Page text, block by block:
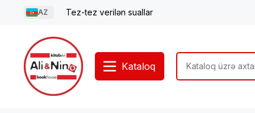
AZ Tez-tez verilən suallar
Kataloq